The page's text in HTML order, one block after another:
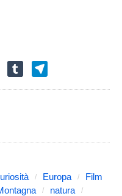
Europa
Film
natura